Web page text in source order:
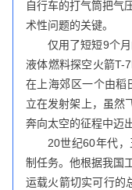
自行车的打气筒把气
术性问题的关键。
仅用了短短9个
液体燃料探空火箭T-
在上海郊区一个由稻
立在发射架上，虽然
奔向太空的征程中迈
20世纪60年代
制任务。他根据我国
运载火箭切实可行的